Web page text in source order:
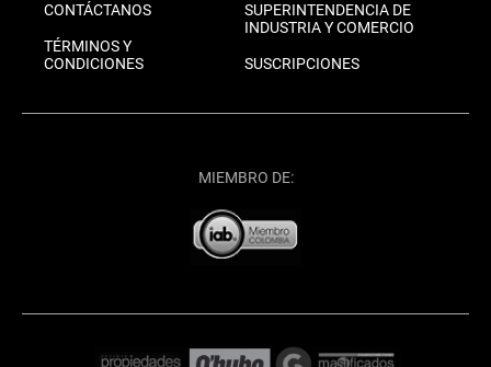
CONTÁCTANOS
TÉRMINOS Y
CONDICIONES
SUPERINTENDENCIA DE
INDUSTRIA Y COMERCIO
SUSCRIPCIONES
MIEMBRO DE: